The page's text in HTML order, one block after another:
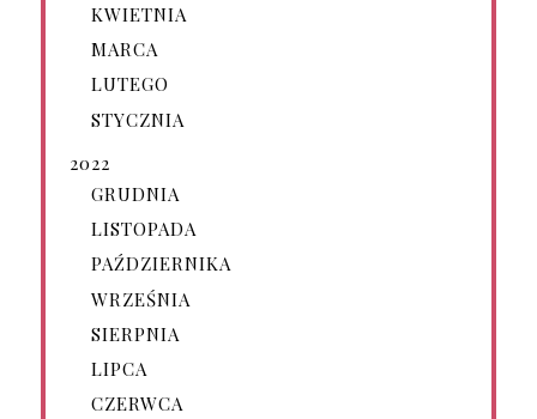
KWIETNIA
MARCA
LUTEGO
STYCZNIA
2022
GRUDNIA
LISTOPADA
PAŹDZIERNIKA
WRZEŚNIA
SIERPNIA
LIPCA
CZERWCA